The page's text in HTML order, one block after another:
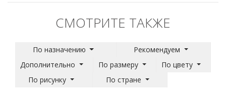
СМОТРИТЕ ТАКЖЕ
По назначению
Рекомендуем
Дополнительно
По размеру
По цвету
По рисунку
По стране